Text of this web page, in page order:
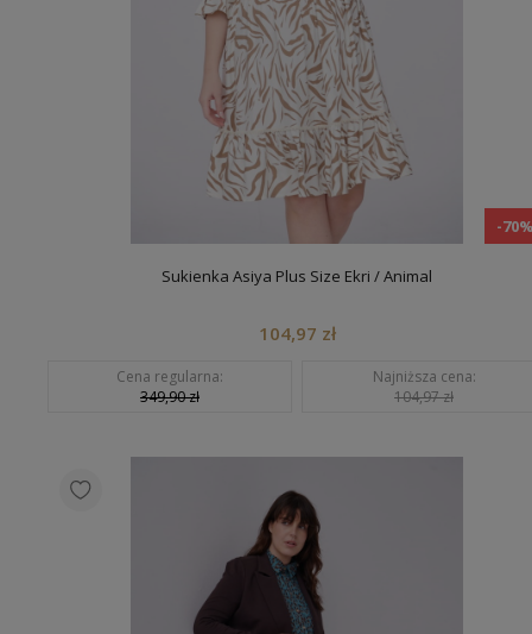
-
Sukienka Asiya Plus Size Ekri / Animal
104,97 zł
Cena regularna:
349,90 zł
Najniższa cena:
104,97 zł